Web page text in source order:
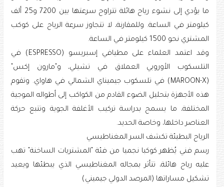
ما يؤدي إلى نشوء رياح هائلة تتراوح سرعتها بين 7200 و25 ألف
كيلومتر في الساعة. وللمقارنة، لا تتجاوز سرعة الرياح على كوكب
المشتري نحو 1500 كيلومتر في الساعة.
وقد اعتمد العلماء على مطيافي إسبريسو (ESPRESSO) في
التلسكوب الأوروبي العملاق في تشيلي، و"مارون إكس"
(MAROON-X) في تلسكوب جيميناي الشمالي في هاواي. وتقوم
هذه الأجهزة بتحليل الضوء القادم من الكواكب إلى أطواله الموجية
المختلفة، ما يسمح بدراسة تركيب الأغلفة الجوية وتتبع حركة
العناصر داخلها، وخاصة الحديد.
الرياح البطيئة تكشف السر المغناطيسي
رسم فني يُظهر كوكبا نجميا من فئة "المشتريات الساخنة" تهب
عليه رياح هائلة، تتأثر بمجاله المغناطيسي الذي يبطئها ويعيد
تشكيل مساراتها (المرصد الدولي جيميني)